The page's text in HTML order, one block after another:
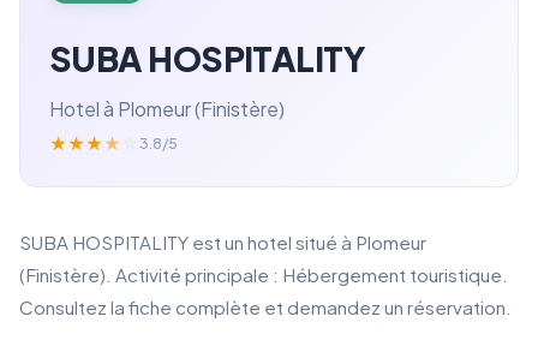
SUBA HOSPITALITY
Hotel à Plomeur (Finistère)
★★★★ 3.8/5
SUBA HOSPITALITY est un hotel situé à Plomeur
(Finistère). Activité principale : Hébergement touristique.
Consultez la fiche complète et demandez un réservation.